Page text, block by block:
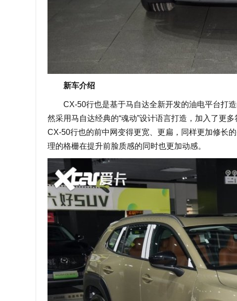
新车介绍
CX-50行也是基于马自达全新开发的油电平台打造
然采用马自达经典的“魂动”设计语言打造，加入了更
CX-50行也的前中网变得更宽、更扁，同样更加修长
理的格栅在提升前脸质感的同时也更加动感。